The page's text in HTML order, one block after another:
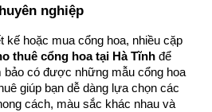
nghiệp
kế hoặc mua cổng hoa, nhiều cặp
thuê cổng hoa tại Hà Tĩnh để
bảo có được những mẫu cổng hoa
giúp bạn dễ dàng lựa chọn các
cách, màu sắc khác nhau và